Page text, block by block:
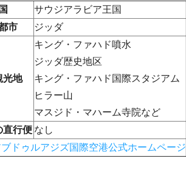
サウジアラビア王国
市
ジッダ
光地
キング・ファハド噴水
ジッダ歴史地区
キング・ファハド国際スタジアム
ヒラー山
マスジド・マハーム寺院など
直行便 なし
ドゥルアジズ国際空港公式ホームページ